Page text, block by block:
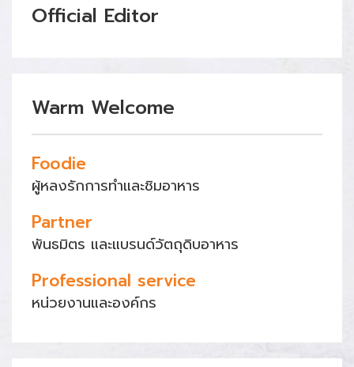
Official Editor
Warm Welcome
Foodie
ผู้หลงรักการทำและชิมอาหาร
Partner
พันธมิตร และแบรนด์วัตถุดิบอาหาร
Professional service
หน่วยงานและองค์กร